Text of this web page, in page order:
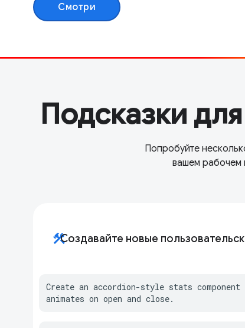
Смотри
Подсказки
Попробуйте
вашем рабочем
constructionСоздавайте новые
Create an accordion-style stats
animates on open and close.